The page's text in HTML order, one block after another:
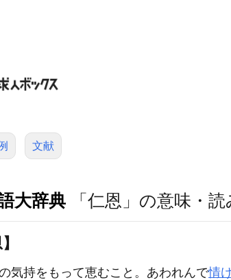
文献
大辞典 「仁恩」の意味・
気持をもって恵むこと。あわれんで情